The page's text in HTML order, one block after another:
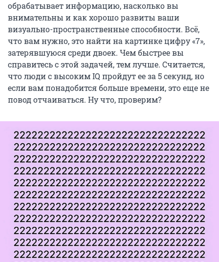
обрабатывает информацию, насколько вы
внимательны и как хорошо развиты ваши
визуально-пространственные способности. Всё,
что вам нужно, это найти на картинке цифру «7»,
затерявшуюся среди двоек. Чем быстрее вы
справитесь с этой задачей, тем лучше. Считается,
что люди с высоким IQ пройдут ее за 5 секунд, но
если вам понадобится больше времени, это еще не
повод отчаиваться. Ну что, проверим?